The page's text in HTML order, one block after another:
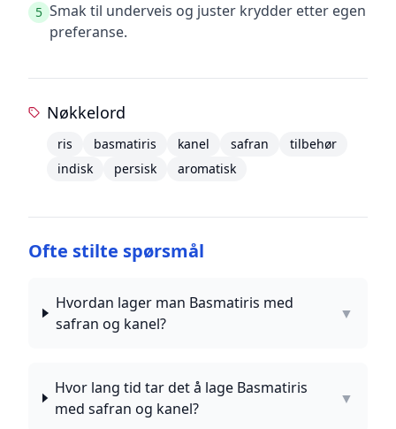
5 Smak til underveis og juster krydder etter egen
preferanse.
Nøkkelord
ris basmatiris kanel safran
tilbehør
indisk
persisk aromatisk
Ofte stilte spørsmål
Hvordan lager man Basmatiris med
safran og kanel?
▼
Hvor lang tid tar det å lage Basmatiris
med safran og kanel?
▼